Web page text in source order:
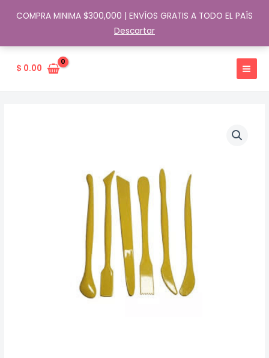
COMPRA MINIMA $300,000 | ENVÍOS GRATIS A TODO EL PAÍS
Descartar
$ 0.00